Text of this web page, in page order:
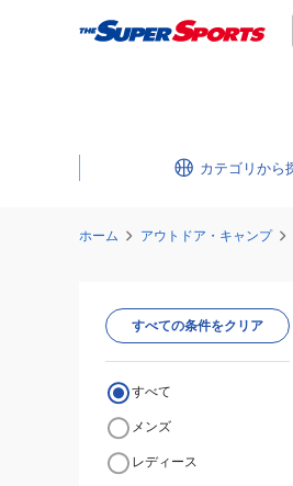
カテゴリ
ホーム アウトドア・キャンプ
すべての条件をクリア
すべて
メンズ
レディース